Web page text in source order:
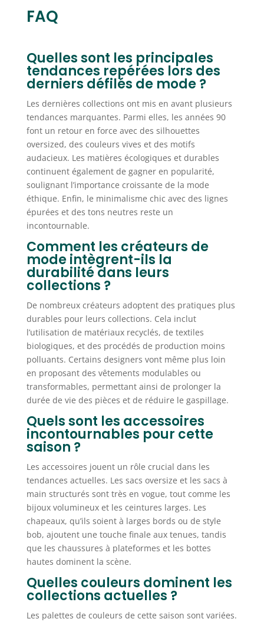
FAQ
Quelles sont les principales
tendances repérées lors des
derniers défilés de mode ?
Les dernières collections ont mis en avant plusieurs
tendances marquantes. Parmi elles, les années 90
font un retour en force avec des silhouettes
oversized, des couleurs vives et des motifs
audacieux. Les matières écologiques et durables
continuent également de gagner en popularité,
soulignant l’importance croissante de la mode
éthique. Enfin, le minimalisme chic avec des lignes
épurées et des tons neutres reste un
incontournable.
Comment les créateurs de
mode intègrent-ils la
durabilité dans leurs
collections ?
De nombreux créateurs adoptent des pratiques plus
durables pour leurs collections. Cela inclut
l’utilisation de matériaux recyclés, de textiles
biologiques, et des procédés de production moins
polluants. Certains designers vont même plus loin
en proposant des vêtements modulables ou
transformables, permettant ainsi de prolonger la
durée de vie des pièces et de réduire le gaspillage.
Quels sont les accessoires
incontournables pour cette
saison ?
Les accessoires jouent un rôle crucial dans les
tendances actuelles. Les sacs oversize et les sacs à
main structurés sont très en vogue, tout comme les
bijoux volumineux et les ceintures larges. Les
chapeaux, qu’ils soient à larges bords ou de style
bob, ajoutent une touche finale aux tenues, tandis
que les chaussures à plateformes et les bottes
hautes dominent la scène.
Quelles couleurs dominent les
collections actuelles ?
Les palettes de couleurs de cette saison sont variées.